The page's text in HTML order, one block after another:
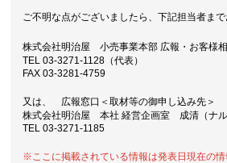
ご不明な点がございましたら、下記担当者まで
株式会社明治屋 小売事業本部 広報・お客様
TEL 03-3271-1128（代表）
FAX 03-3281-4759
又は、 広報窓口＜取材等の御申し込み先＞
株式会社明治屋 本社 経営企画室 成清（ナル
TEL 03-3271-1185
※ここに掲載されている情報は発表日現在の情